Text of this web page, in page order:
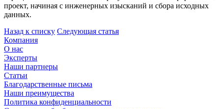
проект, начиная с инженерных изысканий и сбора исходных
данных.
Назад к списку Следующая статья
Компания
О нас
Эксперты
Наши партнеры
Статьи
Благодарственные письма
Наши преимущества
Политика конфиденциальности